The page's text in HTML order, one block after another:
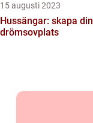
15 augusti 2023
Hussängar: skapa din
drömsovplats